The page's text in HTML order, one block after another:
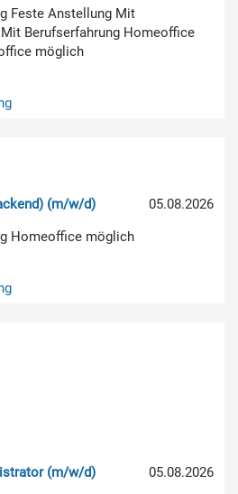
Feste Anstellung Mit
Berufserfahrung Homeoffice
möglich
05.08.2026
(m/w/d)
Homeoffice möglich
05.08.2026
(m/w/d)